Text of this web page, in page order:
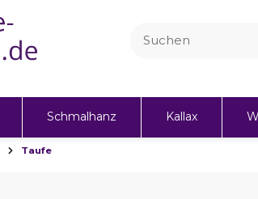
Schmalhanz Kallax
Taufe